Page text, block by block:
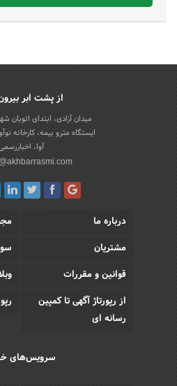
از پشت ابر
میدان آزادی، ابتدای
ایستگاه مترو بیمه، کارخانه
آوا،
درباره ما
مشتریان
قوانین و مقررات
از رپورتاژ آگهی تا کمپین
رسانه ای
سرویس‌های